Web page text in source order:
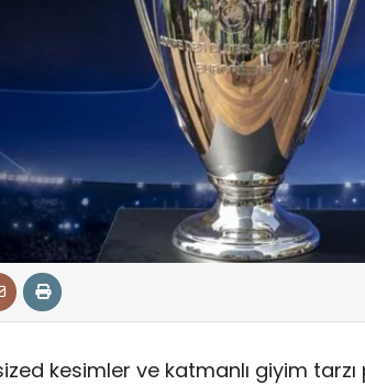
kesimler ve katmanlı giyim